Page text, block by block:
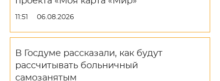
11:51 06.08.2026
В Госдуме рассказали, как будут
рассчитывать больничный
самозанятым